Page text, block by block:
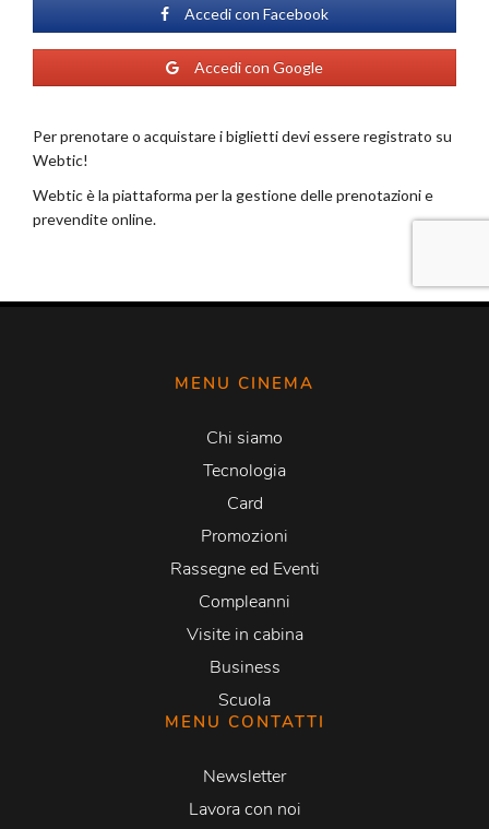
MENU CINEMA
Chi siamo
Tecnologia
Card
Promozioni
Rassegne ed Eventi
Compleanni
Visite in cabina
Business
Scuola
MENU CONTATTI
Newsletter
Lavora con noi